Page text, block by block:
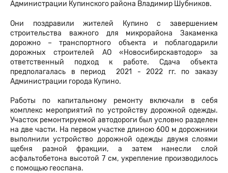
Администрации Купинского района Владимир Шубников.
Они поздравили жителей Купино с завершением
строительства важного для микрорайона Закаменка
дорожно – транспортного объекта и поблагодарили
дорожных строителей АО «Новосибирскавтодор» за
ответственный подход к работе. Сдача объекта
предполагалась в период 2021 - 2022 гг. по заказу
Администрации города Купино.
Работы по капитальному ремонту включали в себя
комплекс мероприятий по устройству дорожной одежды.
Участок ремонтируемой автодороги был условно разделен
на две части. На первом участке длиною 600 м дорожники
выполнили устройство дорожной одежды двумя слоями
щебня разной фракции, а затем нанесли слой
асфальтобетона высотой 7 см, укрепление производилось
с помощью геоспана.